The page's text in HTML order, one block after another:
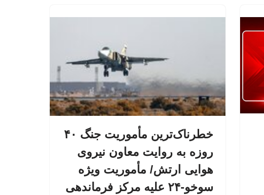
خطرناک‌ترین مأموریت جنگ ۴۰
روزه به روایت معاون نیروی
هوایی ارتش/ مأموریت ویژه
سوخو-۲۴ علیه مرکز فرماندهی